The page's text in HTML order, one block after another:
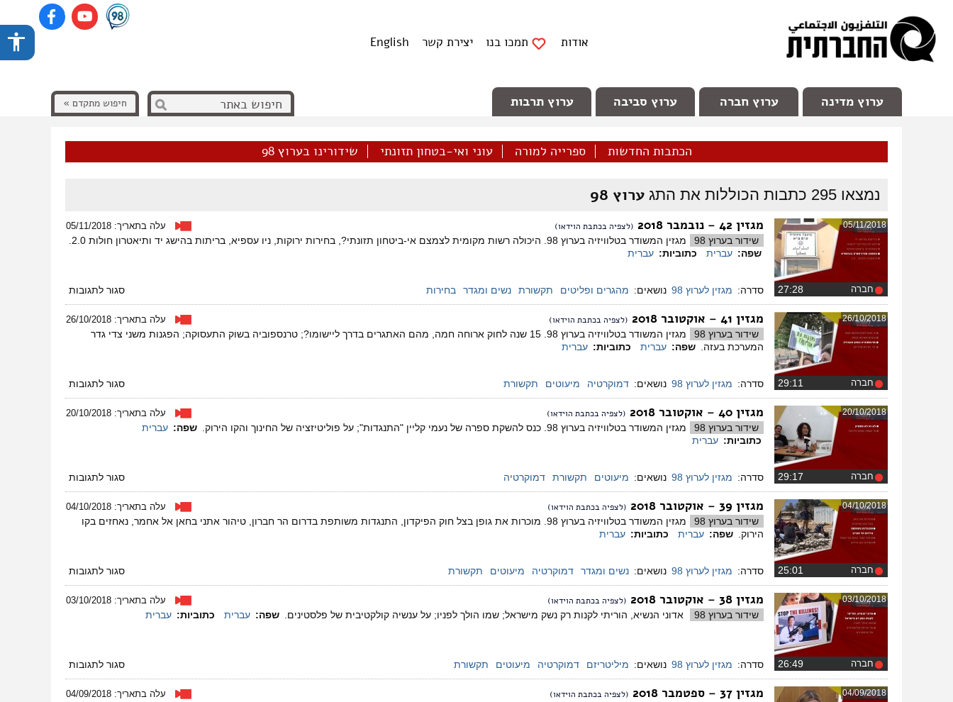
אודות תמכו בנו יצירת קשר English
ערוץ מדינה ערוץ חברה ערוץ סביבה ערוץ תרבות חיפוש מתקדם »
הכתבות החדשות ספרייה למורה עוני ואי-בטחון תזונתי שידורינו בערוץ 98
נמצאו 295 כתבות הכוללות את התג ערוץ 98
05/11/2018
חברה
מגזין 42 – נובמבר 2018 (לצפיה בכתבת הוידאו) עלה בתאריך: 05/11/2018
שידור בערוץ 98
מגזין המשודר בטלוויזיה בערוץ 98. היכולה רשות מקומית לצמצם אי-ביטחון תזונתי?, בחירות ירוקות, ניו עספיא, בריתות בהישג יד ותיאטרון חולות 2.0.
שפה: עברית כתוביות: עברית
סדרה: מגזין לערוץ 98 נושאים: מהגרים ופליטים תקשורת נשים ומגדר בחירות סגור לתגובותעל
מגזין
42
26/10/2018
חברה
מגזין 41 – אוקטובר 2018 (לצפיה בכתבת הוידאו) עלה בתאריך: 26/10/2018
שידור בערוץ 98
מגזין המשודר בטלוויזיה בערוץ 98. 15 שנה לחוק ארוחה חמה, מהם האתגרים בדרך ליישומו?; טרנספוביה בשוק התעסוקה; הפגנות משני צדי גדר
המערכת בעזה.
שפה: עברית כתוביות: עברית
סדרה: מגזין לערוץ 98 נושאים: דמוקרטיה מיעוטים תקשורת סגור לתגובותעל
מגזין
41
20/10/2018
חברה
מגזין 40 – אוקטובר 2018 (לצפיה בכתבת הוידאו) עלה בתאריך: 20/10/2018
שידור בערוץ 98 מגזין המשודר בטלוויזיה בערוץ 98. כנס להשקת ספרה של נעמי קליין "התנגדות"; על פוליטיזציה של החינוך והקו הירוק. שפה: עברית
כתוביות: עברית
סדרה: מגזין לערוץ 98 נושאים: מיעוטים תקשורת דמוקרטיה סגור לתגובותעל
מגזין
40
04/10/2018
חברה
מגזין 39 – אוקטובר 2018 (לצפיה בכתבת הוידאו) עלה בתאריך: 04/10/2018
שידור בערוץ 98
מגזין המשודר בטלוויזיה בערוץ 98. מוכרות את גופן בצל חוק הפיקדון, התנגדות משותפת בדרום הר חברון, טיהור אתני בחאן אל אחמר, נאחזים בקו
הירוק.
שפה: עברית כתוביות: עברית
סדרה: מגזין לערוץ 98 נושאים: נשים ומגדר דמוקרטיה מיעוטים תקשורת סגור לתגובותעל
מגזין
39
03/10/2018
חברה
מגזין 38 – אוקטובר 2018 (לצפיה בכתבת הוידאו) עלה בתאריך: 03/10/2018
שידור בערוץ 98 אדוני הנשיא, הוריתי לקנות רק נשק מישראל; שמו הולך לפניו; על ענשיה קולקטיבית של פלסטינים. שפה: עברית כתוביות: עברית
סדרה: מגזין לערוץ 98 נושאים: מיליטריזם דמוקרטיה מיעוטים תקשורת סגור לתגובותעל
מגזין
38
04/09/2018 מגזין 37 – ספטמבר 2018 (לצפיה בכתבת הוידאו) עלה בתאריך: 04/09/2018